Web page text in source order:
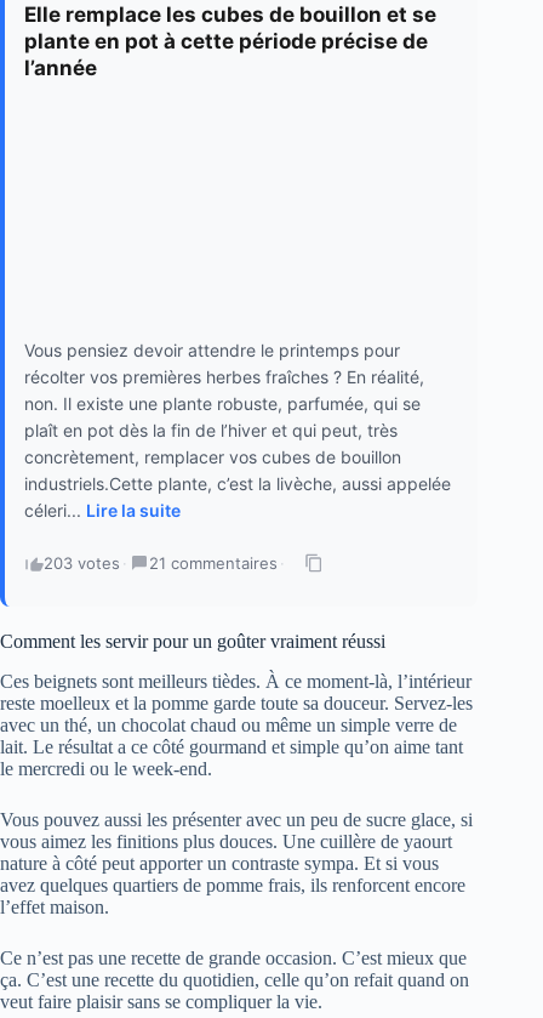
Elle remplace les cubes de bouillon et se
plante en pot à cette période précise de
l’année
Vous pensiez devoir attendre le printemps pour
récolter vos premières herbes fraîches ? En réalité,
non. Il existe une plante robuste, parfumée, qui se
plaît en pot dès la fin de l’hiver et qui peut, très
concrètement, remplacer vos cubes de bouillon
industriels.Cette plante, c’est la livèche, aussi appelée
céleri... Lire la suite
203 votes · 21 commentaires ·
Comment les servir pour un goûter vraiment réussi
Ces beignets sont meilleurs tièdes. À ce moment-là, l’intérieur
reste moelleux et la pomme garde toute sa douceur. Servez-les
avec un thé, un chocolat chaud ou même un simple verre de
lait. Le résultat a ce côté gourmand et simple qu’on aime tant
le mercredi ou le week-end.
Vous pouvez aussi les présenter avec un peu de sucre glace, si
vous aimez les finitions plus douces. Une cuillère de yaourt
nature à côté peut apporter un contraste sympa. Et si vous
avez quelques quartiers de pomme frais, ils renforcent encore
l’effet maison.
Ce n’est pas une recette de grande occasion. C’est mieux que
ça. C’est une recette du quotidien, celle qu’on refait quand on
veut faire plaisir sans se compliquer la vie.